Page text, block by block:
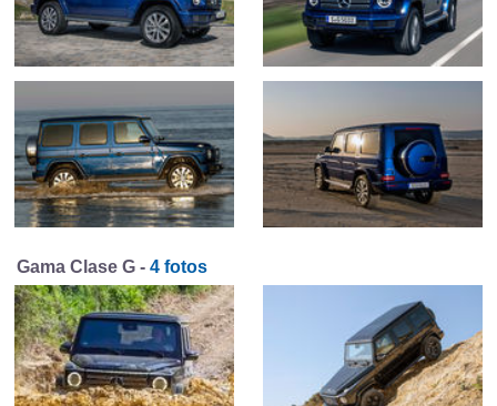
Gama Clase G - 4 fotos